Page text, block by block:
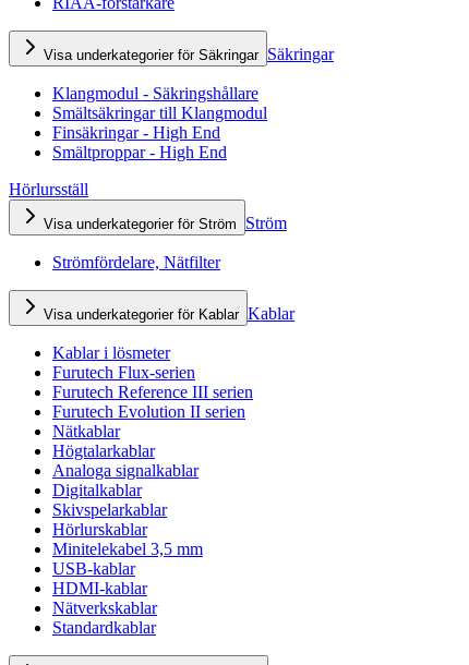
Visa underkategorier för Säkringar Säkringar
Klangmodul - Säkringshållare
Smältsäkringar till Klangmodul
Finsäkringar - High End
Smältproppar - High End
Hörlursställ
Visa underkategorier för Ström Ström
Strömfördelare, Nätfilter
Visa underkategorier för Kablar Kablar
Kablar i lösmeter
Furutech Flux-serien
Furutech Reference III serien
Furutech Evolution II serien
Nätkablar
Högtalarkablar
Analoga signalkablar
Digitalkablar
Skivspelarkablar
Hörlurskablar
Minitelekabel 3,5 mm
USB-kablar
HDMI-kablar
Nätverkskablar
Standardkablar